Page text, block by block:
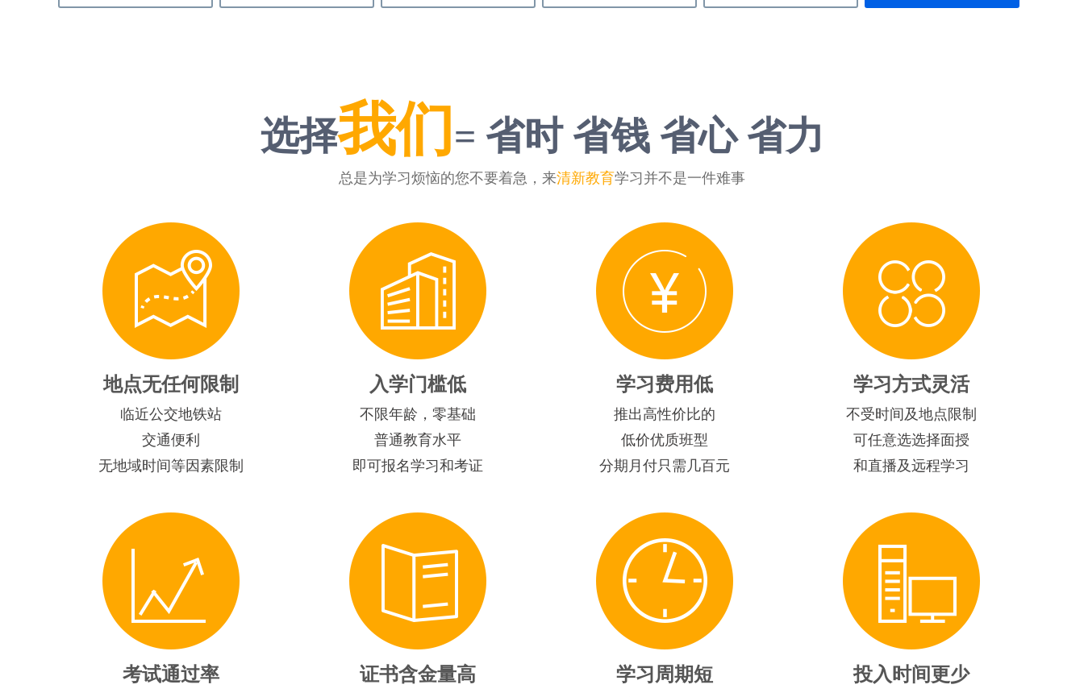
选择我们 = 省时 省钱 省心 省力
总是为学习烦恼的您不要着急，来清新教育学习并不是一件难事
地点无任何限制
临近公交地铁站
交通便利
无地域时间等因素限制
入学门槛低
不限年龄，零基础
普通教育水平
即可报名学习和考证
学习费用低
推出高性价比的
低价优质班型
分期月付只需几百元
学习方式灵活
不受时间及地点限制
可任意选选择面授
和直播及远程学习
考试通过率 证书含金量高 学习周期短 投入时间更少